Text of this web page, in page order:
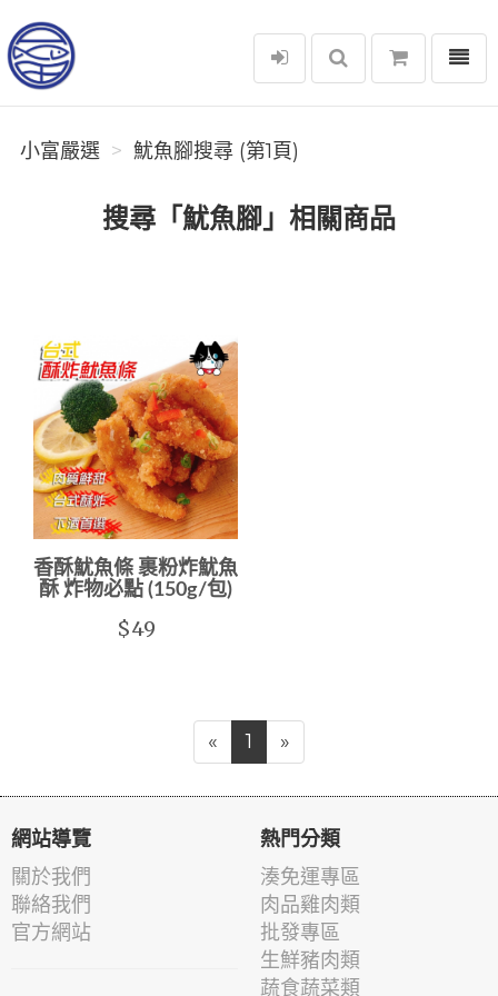
小富嚴選
選單
小富嚴選 魷魚腳搜尋 (第1頁)
搜尋「魷魚腳」相關商品
香酥魷魚條 裹粉炸魷魚
酥 炸物必點 (150g/包)
$49
« 1 »
網站導覽
關於我們
聯絡我們
官方網站
熱門分類
湊免運專區
肉品雞肉類
批發專區
生鮮豬肉類
蔬食蔬菜類